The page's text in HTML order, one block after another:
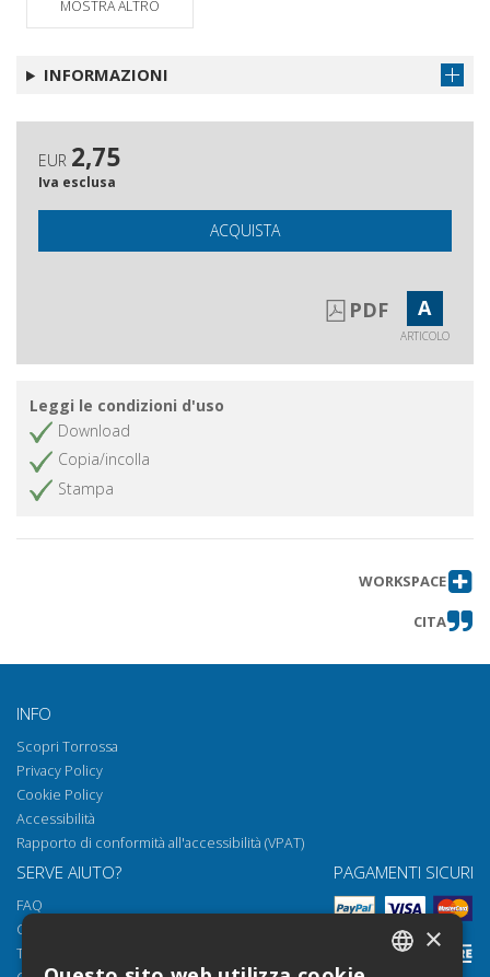
MOSTRA ALTRO
INFORMAZIONI
EUR 2,75
Iva esclusa
ACQUISTA
PDF A
ARTICOLO
Leggi le condizioni d'uso
Download
Copia/incolla
Stampa
WORKSPACE
CITA
INFO
Scopri Torrossa
Privacy Policy
Cookie Policy
Accessibilità
Rapporto di conformità all'accessibilità (VPAT)
SERVE AIUTO?
FAQ
Come aprire i nostri documenti
Torrossa Reader
PAGAMENTI SICURI
×